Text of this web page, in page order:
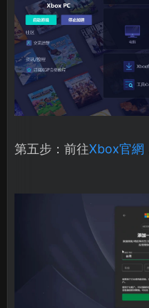
第五步：前往Xbox官網